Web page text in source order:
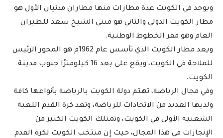
ويوجد في الكويت عدة مطارات منها مطاران مدنيان الأول هو
مطار الكويت الدولي والثاني هو مبنى الشيخ سعد للطيران
العام وهو مقر الخطوط الوطنية.
ويعد مطار الكويت الذي تأسس عام 1962م هو المحور الرئيس
للملاحة في الكويت، ويقع على بعد 16 كيلومترًا جنوب مدينة
الكويت.
وفي مجال الرياضة، تهتم دولة الكويت بالرياضة بأنواعها كافة
ولديها العديد من الاتحادات للرياضة، وتعد كرة القدم اللعبة
الشعبية الأولى في الكويت، وتمتلك الكويت الكثير من
الإنجازات في هذا المجال، حيث إن منتخب الكويت لكرة القدم